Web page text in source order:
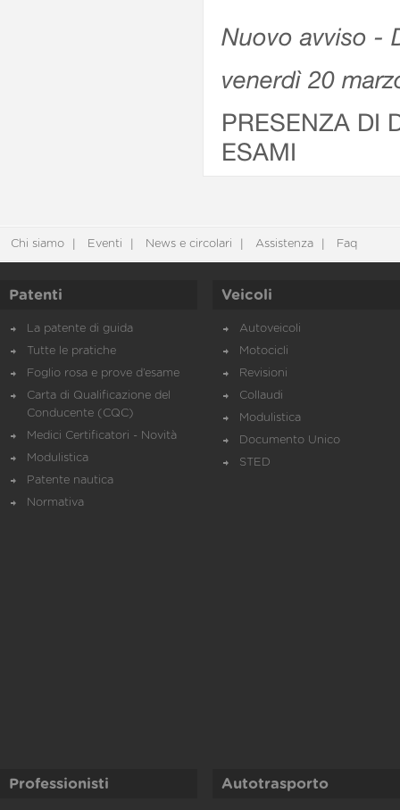
Nuovo avviso -
venerdì 20
PRESENZA DI
ESAMI
Chi siamo Eventi News e circolari Assistenza Faq
Patenti
La patente di guida
Tutte le pratiche
Foglio rosa e prove d’esame
Carta di Qualificazione del
Conducente (CQC)
Medici Certificatori - Novità
Modulistica
Patente nautica
Normativa
Veicoli
Autoveicoli
Motocicli
Revisioni
Collaudi
Modulistica
Documento Unico
STED
Professionisti Autotrasporto